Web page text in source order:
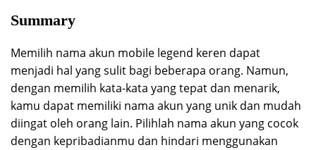
Summary
Memilih nama akun mobile legend keren dapat
menjadi hal yang sulit bagi beberapa orang. Namun,
dengan memilih kata-kata yang tepat dan menarik,
kamu dapat memiliki nama akun yang unik dan mudah
diingat oleh orang lain. Pilihlah nama akun yang cocok
dengan kepribadianmu dan hindari menggunakan